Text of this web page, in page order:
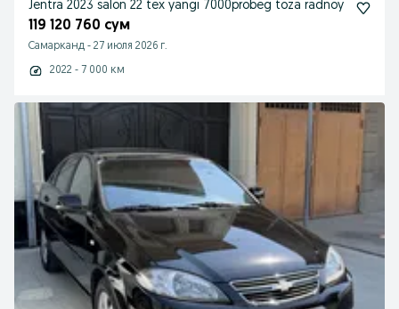
Jentra 2023 salon 22 tex yangi 7000probeg toza radnoy
119 120 760 сум
Самарканд - 27 июля 2026 г.
2022 - 7 000 км